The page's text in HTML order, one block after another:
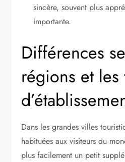
sincère, souvent plus
importante.
Différences
régions et les
Dans les grandes villes
habituées aux visiteurs du
plus facilement un petit